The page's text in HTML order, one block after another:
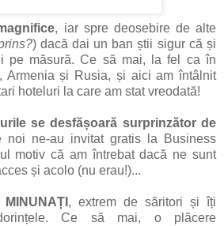
, iar spre deosebire de alte
) dacă dai un ban știi sigur că și
pe măsură. Ce să mai, la fel ca în
Armenia și Rusia, și aici am întâlnit
hoteluri la care am stat vreodată!
se desfășoară surprinzător de
noi ne-au invitat gratis la Business
motiv că am întrebat dacă ne sunt
și acolo (nu erau!)...
, extrem de săritori și îți
Ce să mai, o plăcere